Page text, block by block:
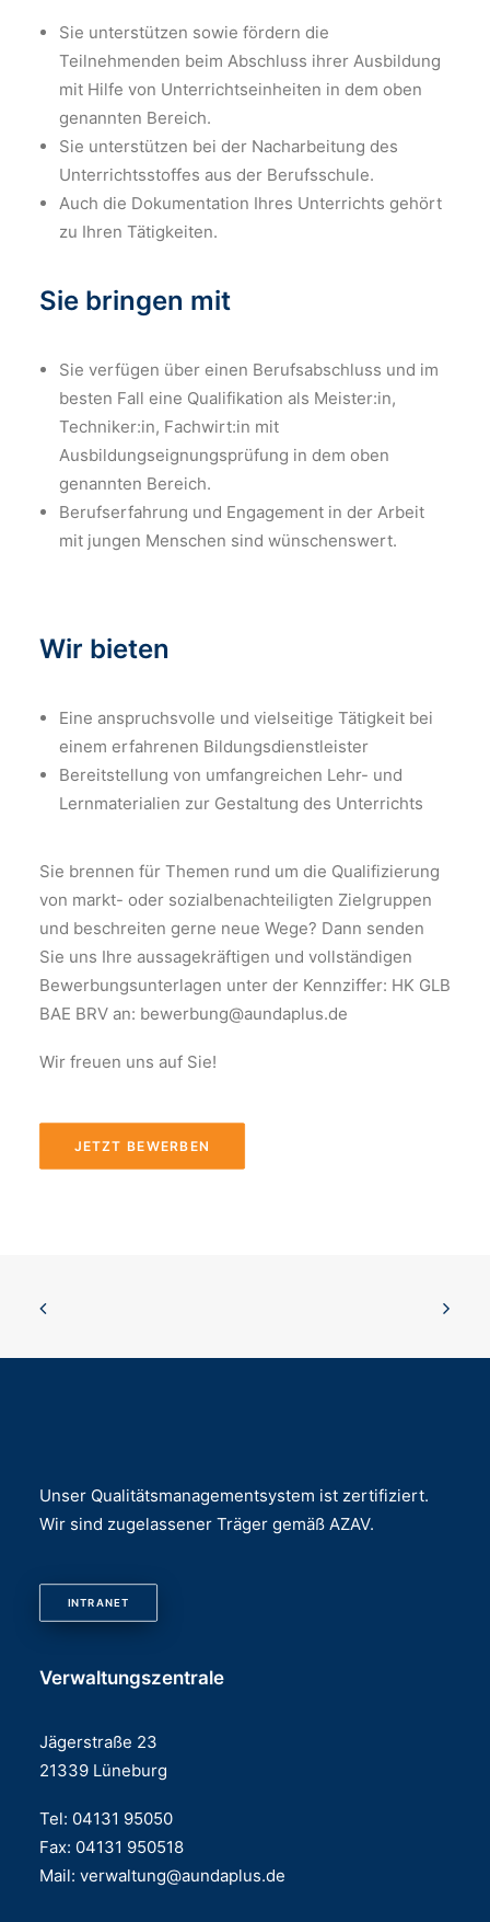
Sie unterstützen sowie fördern die
Teilnehmenden beim Abschluss ihrer Ausbildung
mit Hilfe von Unterrichtseinheiten in dem oben
genannten Bereich.
Sie unterstützen bei der Nacharbeitung des
Unterrichtsstoffes aus der Berufsschule.
Auch die Dokumentation Ihres Unterrichts gehört
zu Ihren Tätigkeiten.
Sie bringen mit
Sie verfügen über einen Berufsabschluss und im
besten Fall eine Qualifikation als Meister:in,
Techniker:in, Fachwirt:in mit
Ausbildungseignungsprüfung in dem oben
genannten Bereich.
Berufserfahrung und Engagement in der Arbeit
mit jungen Menschen sind wünschenswert.
Wir bieten
Eine anspruchsvolle und vielseitige Tätigkeit bei
einem erfahrenen Bildungsdienstleister
Bereitstellung von umfangreichen Lehr- und
Lernmaterialien zur Gestaltung des Unterrichts
Sie brennen für Themen rund um die Qualifizierung
von markt- oder sozialbenachteiligten Zielgruppen
und beschreiten gerne neue Wege? Dann senden
Sie uns Ihre aussagekräftigen und vollständigen
Bewerbungsunterlagen unter der Kennziffer: HK GLB
BAE BRV an: bewerbung@aundaplus.de
Wir freuen uns auf Sie!
JETZT BEWERBEN
Unser Qualitätsmanagementsystem ist zertifiziert.
Wir sind zugelassener Träger gemäß AZAV.
INTRANET
Verwaltungszentrale
Jägerstraße 23
21339 Lüneburg
Tel: 04131 95050
Fax: 04131 950518
Mail: verwaltung@aundaplus.de